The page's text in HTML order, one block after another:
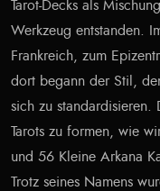
Tarot-Decks als
Werkzeug entstanden.
Frankreich, zum
dort begann der Stil,
sich zu standardisieren.
Tarots zu formen, wie
und 56 Kleine Arkana
Trotz seines Namens